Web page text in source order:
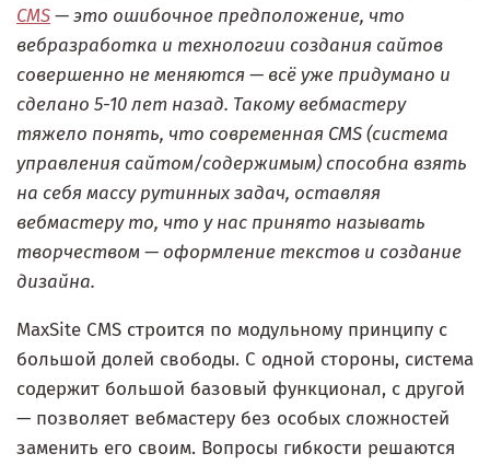
CMS— это ошибочное предположение, что
вебразработка и технологии создания сайтов
совершенно не меняются — всё уже придумано и
сделано 5-10 лет назад. Такому вебмастеру
тяжело понять, что современная CMS (система
управления сайтом/содержимым) способна взять
на себя массу рутинных задач, оставляя
вебмастеру то, что у нас принято называть
творчеством — оформление текстов и создание
дизайна.
MaxSite CMS строится по модульному принципу с
большой долей свободы. С одной стороны, система
содержит большой базовый функционал, с другой
— позволяет вебмастеру без особых сложностей
заменить его своим. Вопросы гибкости решаются